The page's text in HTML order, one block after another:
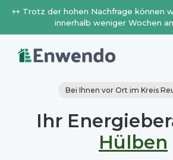
++ Trotz der hohen Nachfrage können
innerhalb weniger Wochen
Bei Ihnen vor Ort im Kreis
Ihr
Hülben